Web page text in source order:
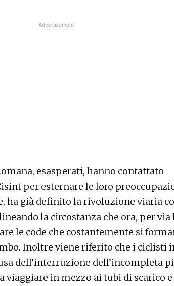
esasperati, hanno contattato
per esternare le loro
ha già definito la rivoluzione viaria
la circostanza che ora, per via
le code che costantemente si
Inoltre viene riferito che i ciclisti
dell’interruzione dell’incompleta
viaggiare in mezzo ai tubi di scarico e